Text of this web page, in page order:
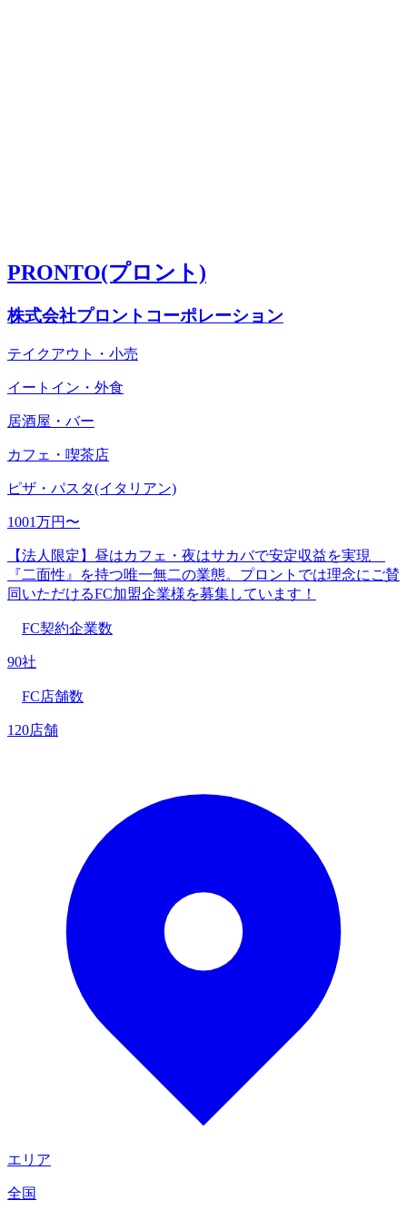
PRONTO(プロント)
株式会社プロントコーポレーション
テイクアウト・小売
イートイン・外食
居酒屋・バー
カフェ・喫茶店
ピザ・パスタ(イタリアン)
1001万円〜
【法人限定】昼はカフェ・夜はサカバで安定収益を実現
『二面性』を持つ唯一無二の業態。プロントでは理念にご賛
同いただけるFC加盟企業様を募集しています！
FC契約企業数
90社
FC店舗数
120店舗
エリア
全国